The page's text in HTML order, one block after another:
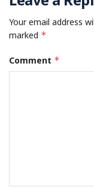
Your email address
marked *
Comment *